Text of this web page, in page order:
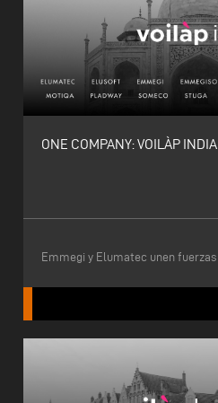
ONE COMPANY: VOILÀP INDIA
Emmegi y Elumatec unen fuerzas